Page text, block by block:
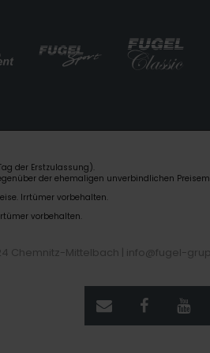
der Erstzulassung).
der ehemaligen unverbindlichen
Irrtümer vorbehalten.
vorbehalten.
Chemnitz-Mittelbach | info@fugel-